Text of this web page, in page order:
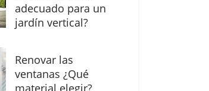
adecuado para un
jardín vertical?
Renovar las
ventanas ¿Qué
material elegir?